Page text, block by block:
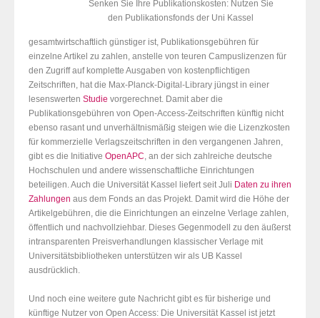
Senken Sie Ihre Publikationskosten: Nutzen Sie
den Publikationsfonds der Uni Kassel
gesamtwirtschaftlich günstiger ist, Publikationsgebühren für
einzelne Artikel zu zahlen, anstelle von teuren Campuslizenzen für
den Zugriff auf komplette Ausgaben von kostenpflichtigen
Zeitschriften, hat die Max-Planck-Digital-Library jüngst in einer
lesenswerten Studie vorgerechnet. Damit aber die
Publikationsgebühren von Open-Access-Zeitschriften künftig nicht
ebenso rasant und unverhältnismäßig steigen wie die Lizenzkosten
für kommerzielle Verlagszeitschriften in den vergangenen Jahren,
gibt es die Initiative OpenAPC , an der sich zahlreiche deutsche
Hochschulen und andere wissenschaftliche Einrichtungen
beteiligen. Auch die Universität Kassel liefert seit Juli Daten zu ihren
Zahlungen aus dem Fonds an das Projekt. Damit wird die Höhe der
Artikelgebühren, die die Einrichtungen an einzelne Verlage zahlen,
öffentlich und nachvollziehbar. Dieses Gegenmodell zu den äußerst
intransparenten Preisverhandlungen klassischer Verlage mit
Universitätsbibliotheken unterstützen wir als UB Kassel
ausdrücklich.
Und noch eine weitere gute Nachricht gibt es für bisherige und
künftige Nutzer von Open Access: Die Universität Kassel ist jetzt